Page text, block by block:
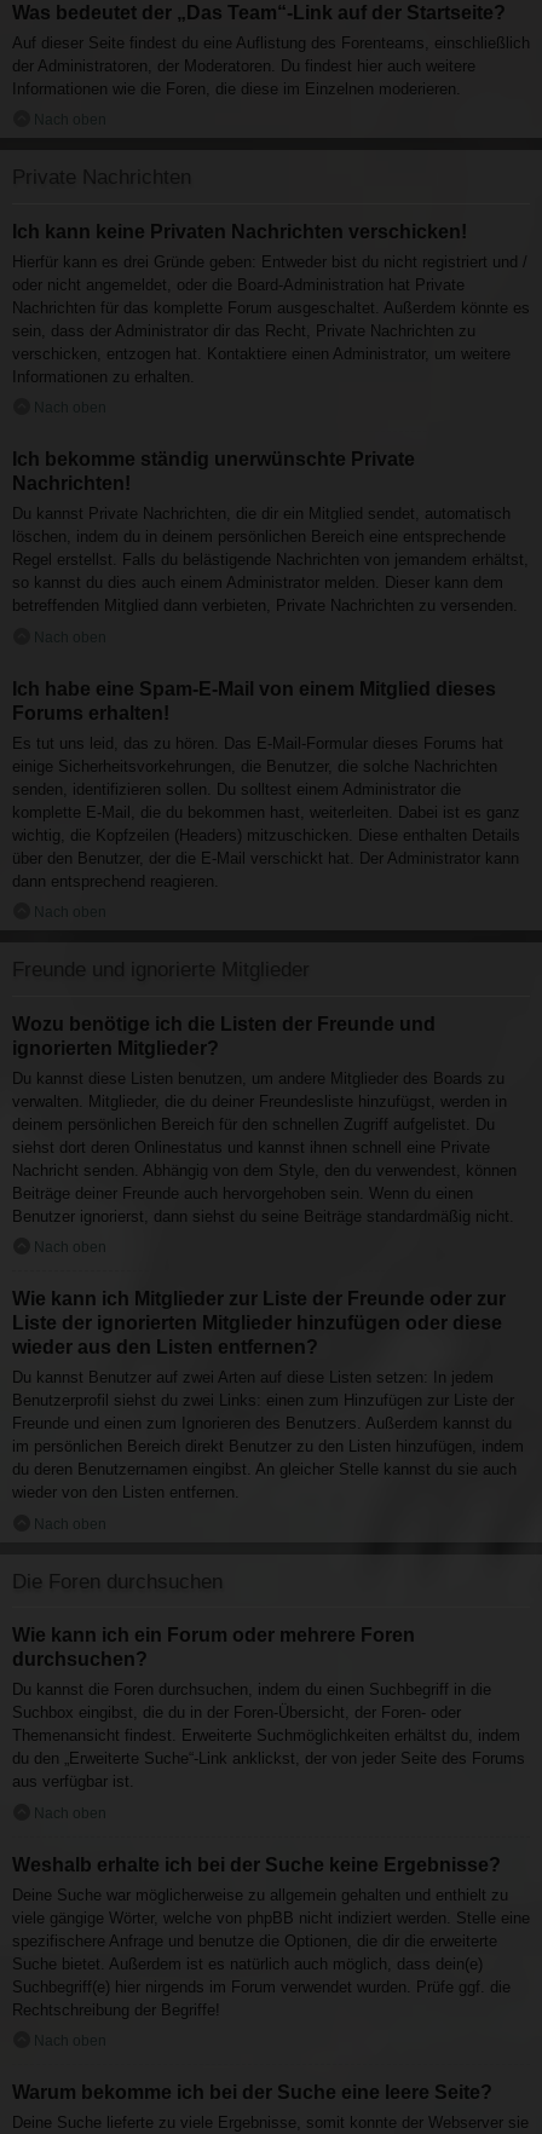
Was bedeutet der „Das Team“-Link auf der Startseite?
Auf dieser Seite findest du eine Auflistung des Forenteams, einschließlich
der Administratoren, der Moderatoren. Du findest hier auch weitere
Informationen wie die Foren, die diese im Einzelnen moderieren.
Nach oben
Private Nachrichten
Ich kann keine Privaten Nachrichten verschicken!
Hierfür kann es drei Gründe geben: Entweder bist du nicht registriert und /
oder nicht angemeldet, oder die Board-Administration hat Private
Nachrichten für das komplette Forum ausgeschaltet. Außerdem könnte es
sein, dass der Administrator dir das Recht, Private Nachrichten zu
verschicken, entzogen hat. Kontaktiere einen Administrator, um weitere
Informationen zu erhalten.
Nach oben
Ich bekomme ständig unerwünschte Private
Nachrichten!
Du kannst Private Nachrichten, die dir ein Mitglied sendet, automatisch
löschen, indem du in deinem persönlichen Bereich eine entsprechende
Regel erstellst. Falls du belästigende Nachrichten von jemandem erhältst,
so kannst du dies auch einem Administrator melden. Dieser kann dem
betreffenden Mitglied dann verbieten, Private Nachrichten zu versenden.
Nach oben
Ich habe eine Spam-E-Mail von einem Mitglied dieses
Forums erhalten!
Es tut uns leid, das zu hören. Das E-Mail-Formular dieses Forums hat
einige Sicherheitsvorkehrungen, die Benutzer, die solche Nachrichten
senden, identifizieren sollen. Du solltest einem Administrator die
komplette E-Mail, die du bekommen hast, weiterleiten. Dabei ist es ganz
wichtig, die Kopfzeilen (Headers) mitzuschicken. Diese enthalten Details
über den Benutzer, der die E-Mail verschickt hat. Der Administrator kann
dann entsprechend reagieren.
Nach oben
Freunde und ignorierte Mitglieder
Wozu benötige ich die Listen der Freunde und
ignorierten Mitglieder?
Du kannst diese Listen benutzen, um andere Mitglieder des Boards zu
verwalten. Mitglieder, die du deiner Freundesliste hinzufügst, werden in
deinem persönlichen Bereich für den schnellen Zugriff aufgelistet. Du
siehst dort deren Onlinestatus und kannst ihnen schnell eine Private
Nachricht senden. Abhängig von dem Style, den du verwendest, können
Beiträge deiner Freunde auch hervorgehoben sein. Wenn du einen
Benutzer ignorierst, dann siehst du seine Beiträge standardmäßig nicht.
Nach oben
Wie kann ich Mitglieder zur Liste der Freunde oder zur
Liste der ignorierten Mitglieder hinzufügen oder diese
wieder aus den Listen entfernen?
Du kannst Benutzer auf zwei Arten auf diese Listen setzen: In jedem
Benutzerprofil siehst du zwei Links: einen zum Hinzufügen zur Liste der
Freunde und einen zum Ignorieren des Benutzers. Außerdem kannst du
im persönlichen Bereich direkt Benutzer zu den Listen hinzufügen, indem
du deren Benutzernamen eingibst. An gleicher Stelle kannst du sie auch
wieder von den Listen entfernen.
Nach oben
Die Foren durchsuchen
Wie kann ich ein Forum oder mehrere Foren
durchsuchen?
Du kannst die Foren durchsuchen, indem du einen Suchbegriff in die
Suchbox eingibst, die du in der Foren-Übersicht, der Foren- oder
Themenansicht findest. Erweiterte Suchmöglichkeiten erhältst du, indem
du den „Erweiterte Suche“-Link anklickst, der von jeder Seite des Forums
aus verfügbar ist.
Nach oben
Weshalb erhalte ich bei der Suche keine Ergebnisse?
Deine Suche war möglicherweise zu allgemein gehalten und enthielt zu
viele gängige Wörter, welche von phpBB nicht indiziert werden. Stelle eine
spezifischere Anfrage und benutze die Optionen, die dir die erweiterte
Suche bietet. Außerdem ist es natürlich auch möglich, dass dein(e)
Suchbegriff(e) hier nirgends im Forum verwendet wurden. Prüfe ggf. die
Rechtschreibung der Begriffe!
Nach oben
Warum bekomme ich bei der Suche eine leere Seite?
Deine Suche lieferte zu viele Ergebnisse, somit konnte der Webserver sie